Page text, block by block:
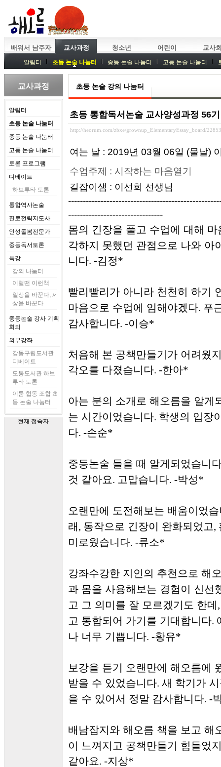
배워서 남주자 교사과정 청소년 어린이 교사
알림터 초등 논술 나눔터 중등 논술 나눔터 고등 논술 나눔터
중등독서토론
특강 중등논술 강사 기획회의 외부강좌
교사과정
알림터
초등 논술 나눔터
중등 논술 나눔터
고등 논술 나눔터
토론 프로그램
디베이트
하브루타 토론
통합역사논술
진로전략지도사
인성돌봄전문가
중등독서토론
특강
강의 나눔터
이럴땐 이런책
일상을 바꾼다, 세
상을 바꾼다
중등논술 강사 기획
회의
외부강좌
강동구립도서관
디베이트
도봉도서관 하브
루타 토론
이룸 협동 조합 초
등 논술 나눔터
현재 접속자
초등 논술 강의 나눔터
초등 통합독서논술 교사양성과정 56
http://heorum.com/zbxe/grownup_ElementaryEssay_board/
여는 날 : 2019년 03월 06일 (물날)
수업주제 : 시작하는 마음열기
길잡이샘 : 이선희 선생님
--------------------------------
몸의 긴장을 풀고 수업에 대해
각하지 못했던 관점으로 나와 아
니다. -김정*
빨리빨리가 아니라 천천히 하기
마음으로 수업에 임해야겠다. 푸
감사합니다. -이승*
처음해 본 공책만들기가 어려웠
각오를 다졌습니다. -한아*
아는 분의 소개로 해오름을 알게
는 시간이었습니다. 학생의 입장
다. -손순*
중등논술 들을 때 알게되었습니
것 같아요. 고맙습니다. -박성*
오랜만에 도전해보는 배움이었
래, 동작으로 긴장이 완화되었고,
미로웠습니다. -류소*
강좌수강한 지인의 추천으로 해
과 몸을 사용해보는 경험이 신선
고 그 의미를 잘 모르겠기도 한데
고 통합되어 가기를 기대합니다.
나 너무 기쁩니다. -황유*
보강을 듣기 오랜만에 해오름에
받을 수 있었습니다. 새 학기가
을 수 있어서 정말 감사합니다. -
배남잡지와 해오름 책을 보고 해
이 느껴지고 공책만들기 힘들었
같아요. -지상*